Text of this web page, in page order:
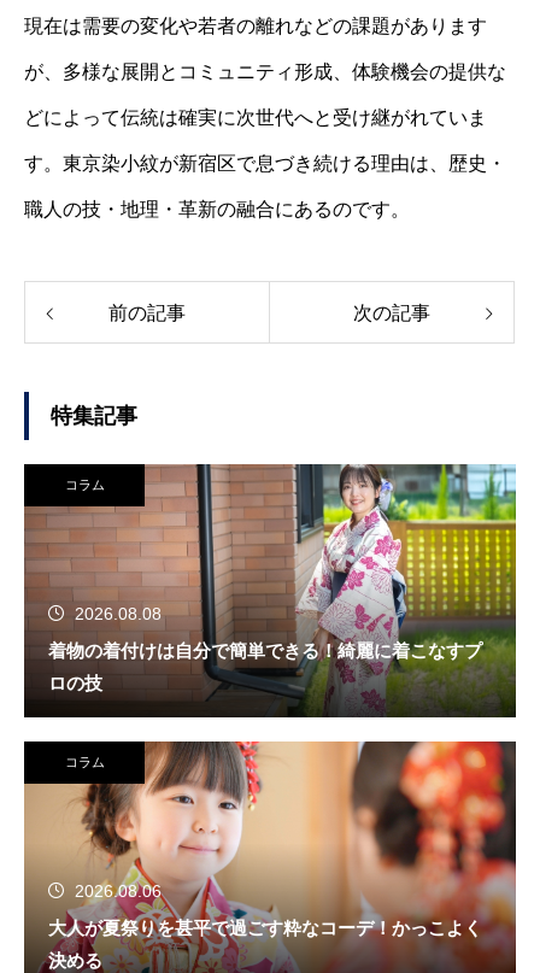
現在は需要の変化や若者の離れなどの課題があります
が、多様な展開とコミュニティ形成、体験機会の提供な
どによって伝統は確実に次世代へと受け継がれていま
す。東京染小紋が新宿区で息づき続ける理由は、歴史・
職人の技・地理・革新の融合にあるのです。
前の記事 次の記事
特集記事
コラム
2026.08.08
着物の着付けは自分で簡単できる！綺麗に着こなすプ
ロの技
コラム
2026.08.06
大人が夏祭りを甚平で過ごす粋なコーデ！かっこよく
決める